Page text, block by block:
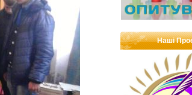
Наші